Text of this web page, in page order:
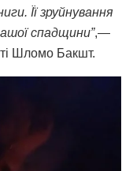
Її зруйнування
спадщини”,—
Шломо Бакшт.